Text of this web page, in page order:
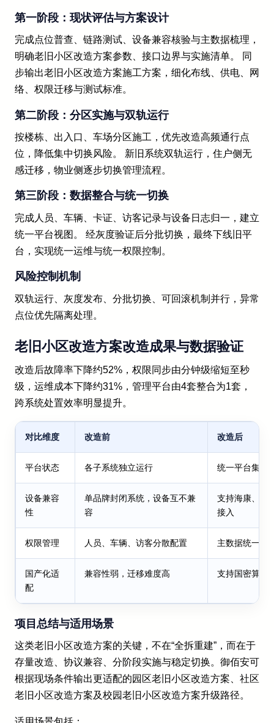
第一阶段：现状评估与方案设计
完成点位普查、链路测试、设备兼容核验与主数据梳理，
明确老旧小区改造方案参数、接口边界与实施清单。 同
步输出老旧小区改造方案施工方案，细化布线、供电、网
络、权限迁移与测试标准。
第二阶段：分区实施与双轨运行
按楼栋、出入口、车场分区施工，优先改造高频通行点
位，降低集中切换风险。 新旧系统双轨运行，住户侧无
感迁移，物业侧逐步切换管理流程。
第三阶段：数据整合与统一切换
完成人员、车辆、卡证、访客记录与设备日志归一，建立
统一平台视图。 经灰度验证后分批切换，最终下线旧平
台，实现统一运维与统一权限控制。
风险控制机制
双轨运行、灰度发布、分批切换、可回滚机制并行，异常
点位优先隔离处理。
老旧小区改造方案改造成果与数据验证
改造后故障率下降约52%，权限同步由分钟级缩短至秒
级，运维成本下降约31%，管理平台由4套整合为1套，
跨系统处置效率明显提升。
对比维度 改造前 改造后
平台状态 各子系统独立运行 统一平台集中
设备兼容
性
单品牌封闭系统，设备互不兼
容
支持海康、大
接入
权限管理 人员、车辆、访客分散配置 主数据统一、
国产化适
配
兼容性弱，迁移难度高 支持国密算法
项目总结与适用场景
这类老旧小区改造方案的关键，不在“全拆重建”，而在于
存量改造、协议兼容、分阶段实施与稳定切换。御佰安可
根据现场条件输出更适配的园区老旧小区改造方案、社区
老旧小区改造方案及校园老旧小区改造方案升级路径。